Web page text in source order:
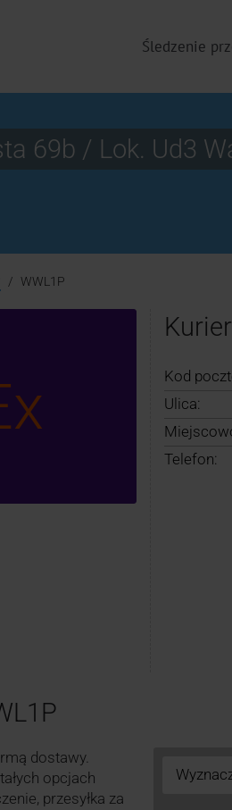
Śledzenie
69b / Lok. Ud3
WWL1P
Kod
Ulica:
Telefon:
dostawy.
opcjach
przesyłka za